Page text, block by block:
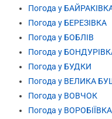
Погода у
Погода у БЕРЕЗІВКА
Погода у БОБЛІВ
Погода у
Погода у БУДКИ
Погода у ВЕЛИКА
Погода у ВОВЧОК
Погода у ВОРОБІЇВКА